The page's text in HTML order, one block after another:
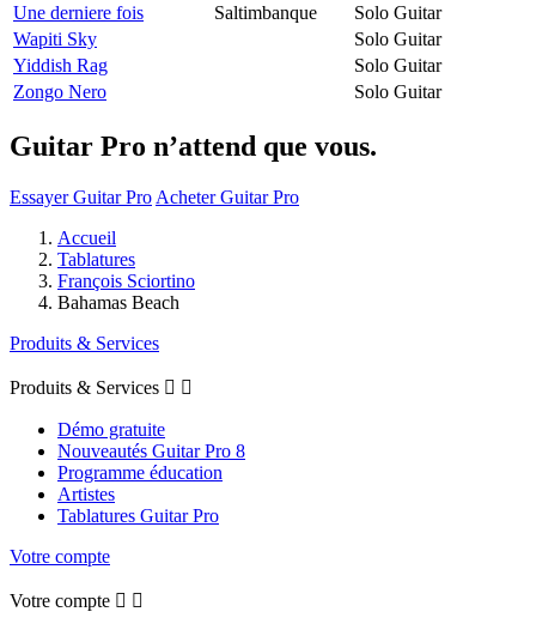
Une derniere fois
Saltimbanque
Solo Guitar
Wapiti Sky
Solo Guitar
Yiddish Rag
Solo Guitar
Zongo Nero
Solo Guitar
Guitar Pro n’attend que vous.
Essayer Guitar Pro Acheter Guitar Pro
Accueil
Tablatures
François Sciortino
Bahamas Beach
Produits & Services
Produits & Services  
Démo gratuite
Nouveautés Guitar Pro 8
Programme éducation
Artistes
Tablatures Guitar Pro
Votre compte
Votre compte  